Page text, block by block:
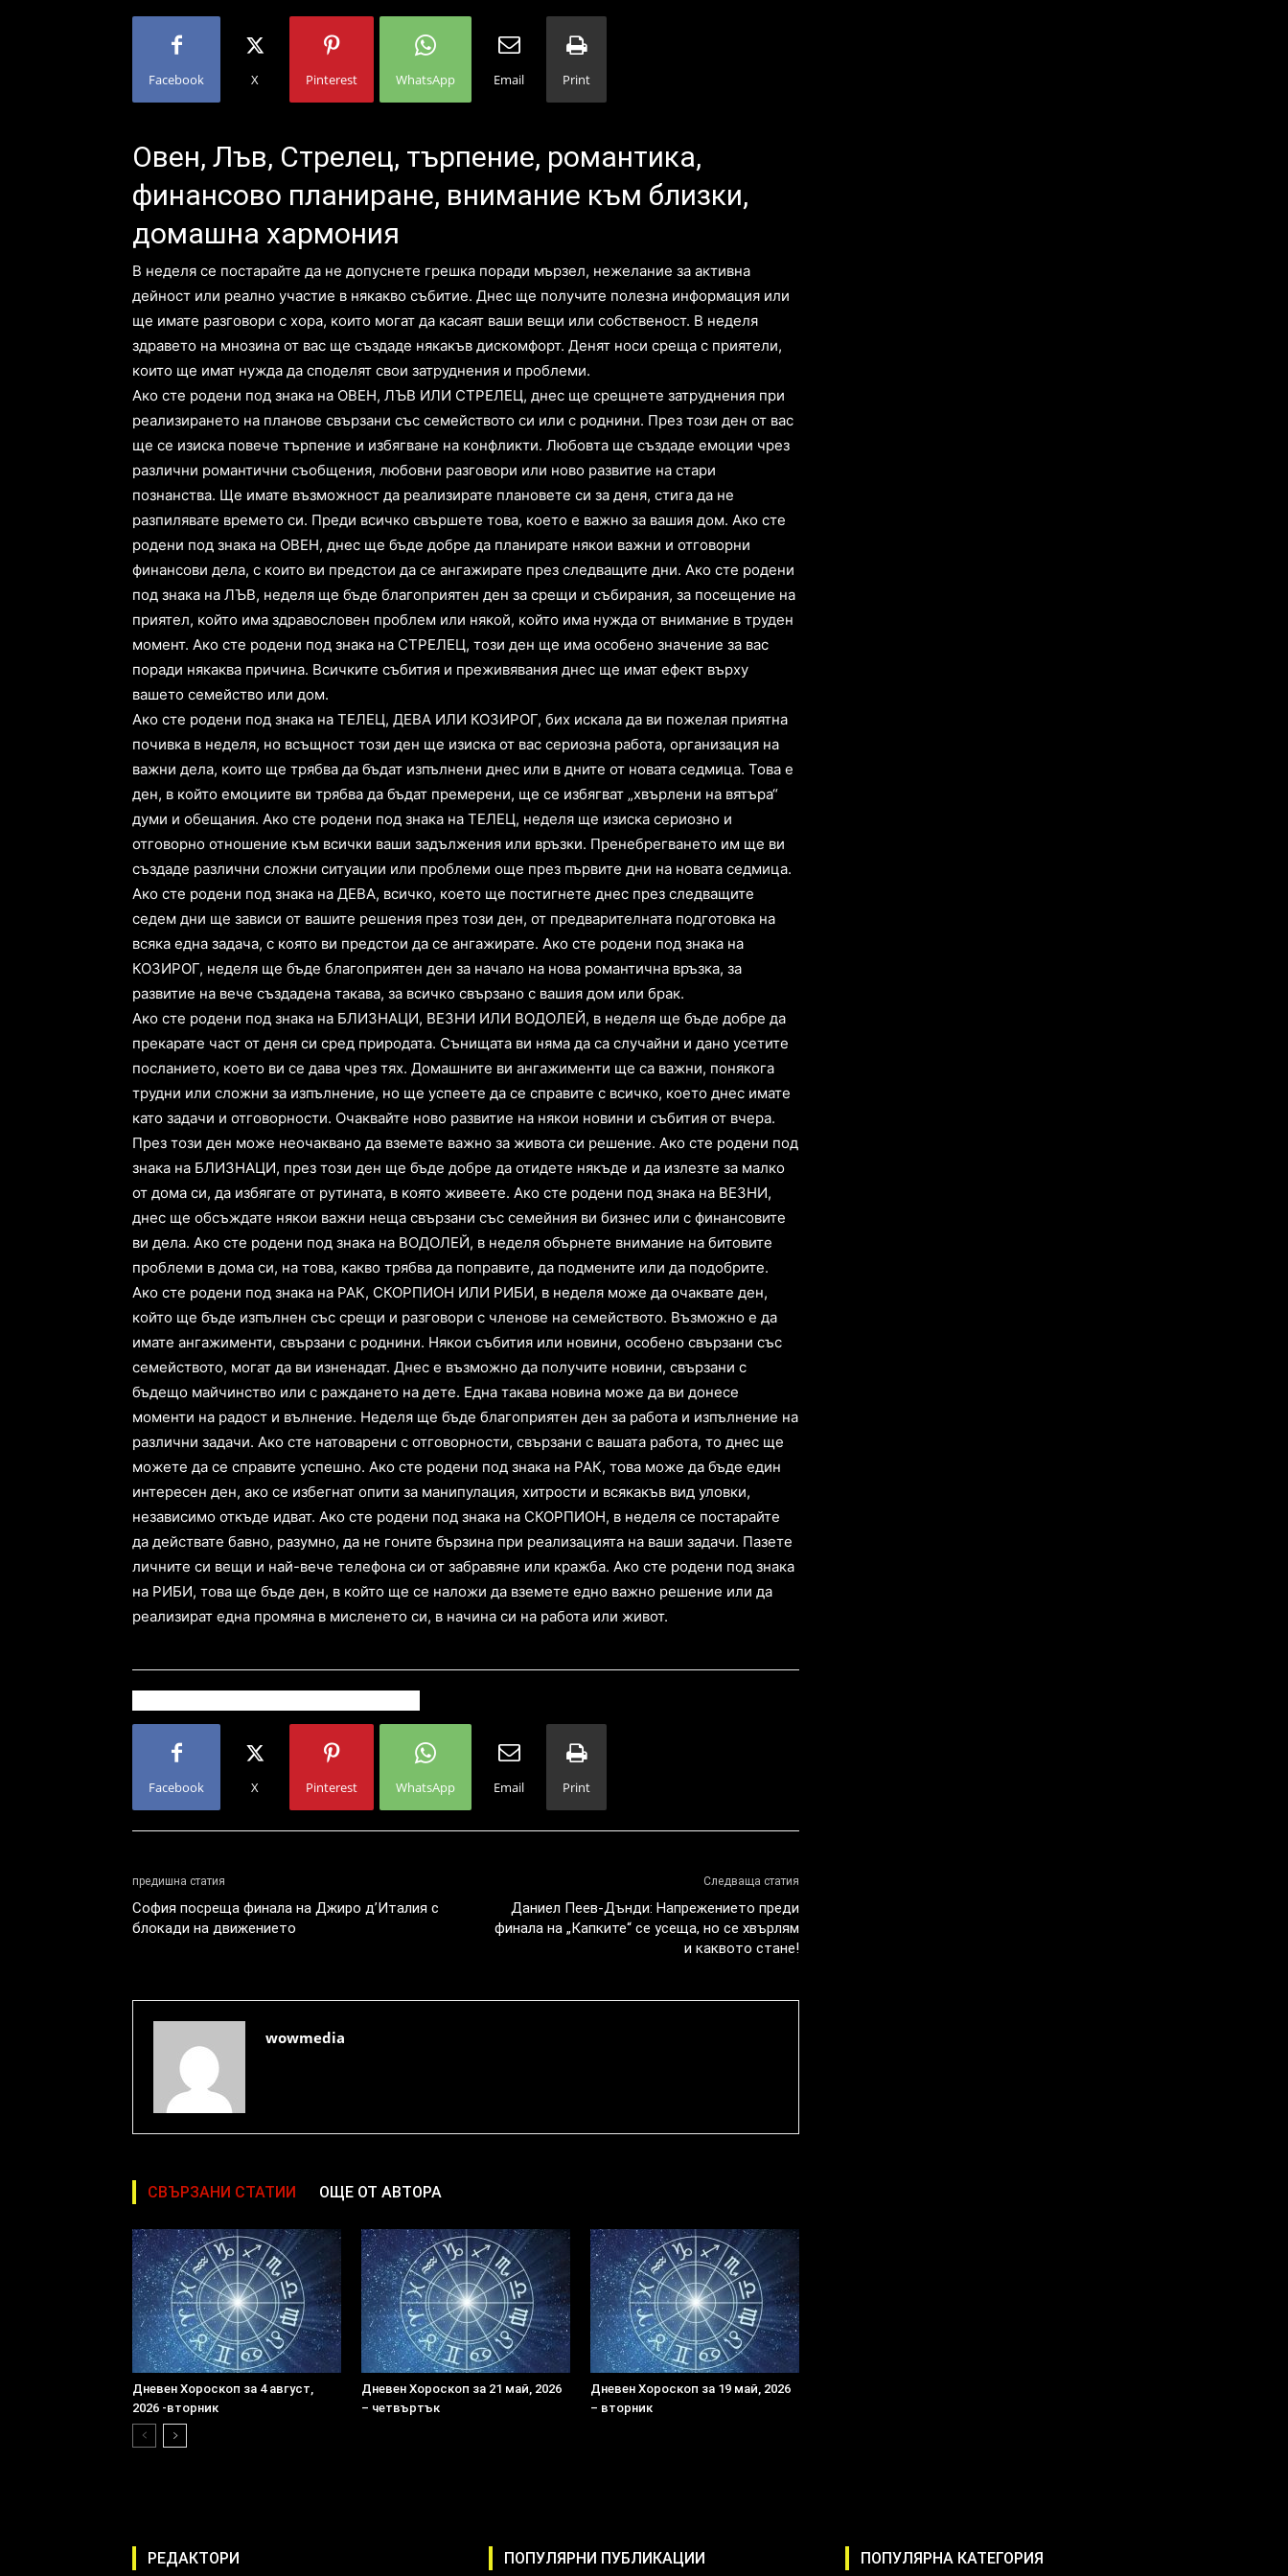
Facebook X Pinterest WhatsApp Email Print
Овен, Лъв, Стрелец, търпение, романтика,
финансово планиране, внимание към близки,
домашна хармония
В неделя се постарайте да не допуснете грешка поради мързел, нежелание за активна
дейност или реално участие в някакво събитие. Днес ще получите полезна информация или
ще имате разговори с хора, които могат да касаят ваши вещи или собственост. В неделя
здравето на мнозина от вас ще създаде някакъв дискомфорт. Денят носи среща с приятели,
които ще имат нужда да споделят свои затруднения и проблеми.
Ако сте родени под знака на ОВЕН, ЛЪВ ИЛИ СТРЕЛЕЦ, днес ще срещнете затруднения при
реализирането на планове свързани със семейството си или с роднини. През този ден от вас
ще се изиска повече търпение и избягване на конфликти. Любовта ще създаде емоции чрез
различни романтични съобщения, любовни разговори или ново развитие на стари
познанства. Ще имате възможност да реализирате плановете си за деня, стига да не
разпилявате времето си. Преди всичко свършете това, което е важно за вашия дом. Ако сте
родени под знака на ОВЕН, днес ще бъде добре да планирате някои важни и отговорни
финансови дела, с които ви предстои да се ангажирате през следващите дни. Ако сте родени
под знака на ЛЪВ, неделя ще бъде благоприятен ден за срещи и събирания, за посещение на
приятел, който има здравословен проблем или някой, който има нужда от внимание в труден
момент. Ако сте родени под знака на СТРЕЛЕЦ, този ден ще има особено значение за вас
поради някаква причина. Всичките събития и преживявания днес ще имат ефект върху
вашето семейство или дом.
Ако сте родени под знака на ТЕЛЕЦ, ДЕВА ИЛИ КОЗИРОГ, бих искала да ви пожелая приятна
почивка в неделя, но всъщност този ден ще изиска от вас сериозна работа, организация на
важни дела, които ще трябва да бъдат изпълнени днес или в дните от новата седмица. Това е
ден, в който емоциите ви трябва да бъдат премерени, ще се избягват „хвърлени на вятъра“
думи и обещания. Ако сте родени под знака на ТЕЛЕЦ, неделя ще изиска сериозно и
отговорно отношение към всички ваши задължения или връзки. Пренебрегването им ще ви
създаде различни сложни ситуации или проблеми още през първите дни на новата седмица.
Ако сте родени под знака на ДЕВА, всичко, което ще постигнете днес през следващите
седем дни ще зависи от вашите решения през този ден, от предварителната подготовка на
всяка една задача, с която ви предстои да се ангажирате. Ако сте родени под знака на
КОЗИРОГ, неделя ще бъде благоприятен ден за начало на нова романтична връзка, за
развитие на вече създадена такава, за всичко свързано с вашия дом или брак.
Ако сте родени под знака на БЛИЗНАЦИ, ВЕЗНИ ИЛИ ВОДОЛЕЙ, в неделя ще бъде добре да
прекарате част от деня си сред природата. Сънищата ви няма да са случайни и дано усетите
посланието, което ви се дава чрез тях. Домашните ви ангажименти ще са важни, понякога
трудни или сложни за изпълнение, но ще успеете да се справите с всичко, което днес имате
като задачи и отговорности. Очаквайте ново развитие на някои новини и събития от вчера.
През този ден може неочаквано да вземете важно за живота си решение. Ако сте родени под
знака на БЛИЗНАЦИ, през този ден ще бъде добре да отидете някъде и да излезте за малко
от дома си, да избягате от рутината, в която живеете. Ако сте родени под знака на ВЕЗНИ,
днес ще обсъждате някои важни неща свързани със семейния ви бизнес или с финансовите
ви дела. Ако сте родени под знака на ВОДОЛЕЙ, в неделя обърнете внимание на битовите
проблеми в дома си, на това, какво трябва да поправите, да подмените или да подобрите.
Ако сте родени под знака на РАК, СКОРПИОН ИЛИ РИБИ, в неделя може да очаквате ден,
който ще бъде изпълнен със срещи и разговори с членове на семейството. Възможно е да
имате ангажименти, свързани с роднини. Някои събития или новини, особено свързани със
семейството, могат да ви изненадат. Днес е възможно да получите новини, свързани с
бъдещо майчинство или с раждането на дете. Една такава новина може да ви донесе
моменти на радост и вълнение. Неделя ще бъде благоприятен ден за работа и изпълнение на
различни задачи. Ако сте натоварени с отговорности, свързани с вашата работа, то днес ще
можете да се справите успешно. Ако сте родени под знака на РАК, това може да бъде един
интересен ден, ако се избегнат опити за манипулация, хитрости и всякакъв вид уловки,
независимо откъде идват. Ако сте родени под знака на СКОРПИОН, в неделя се постарайте
да действате бавно, разумно, да не гоните бързина при реализацията на ваши задачи. Пазете
личните си вещи и най-вече телефона си от забравяне или кражба. Ако сте родени под знака
на РИБИ, това ще бъде ден, в който ще се наложи да вземете едно важно решение или да
реализират една промяна в мисленето си, в начина си на работа или живот.
Facebook X Pinterest WhatsApp Email Print
предишна статия
София посреща финала на Джиро д’Италия с
блокади на движението
Следваща статия
Даниел Пеев-Дънди: Напрежението преди
финала на „Капките“ се усеща, но се хвърлям
и каквото стане!
wowmedia
СВЪРЗАНИ СТАТИИ ОЩЕ ОТ АВТОРА
Дневен Хороскоп за 4 август,
2026 -вторник
Дневен Хороскоп за 21 май, 2026
– четвъртък
Дневен Хороскоп за 19 май, 2026
– вторник
РЕДАКТОРИ ПОПУЛЯРНИ ПУБЛИКАЦИИ ПОПУЛЯРНА КАТЕГОРИЯ